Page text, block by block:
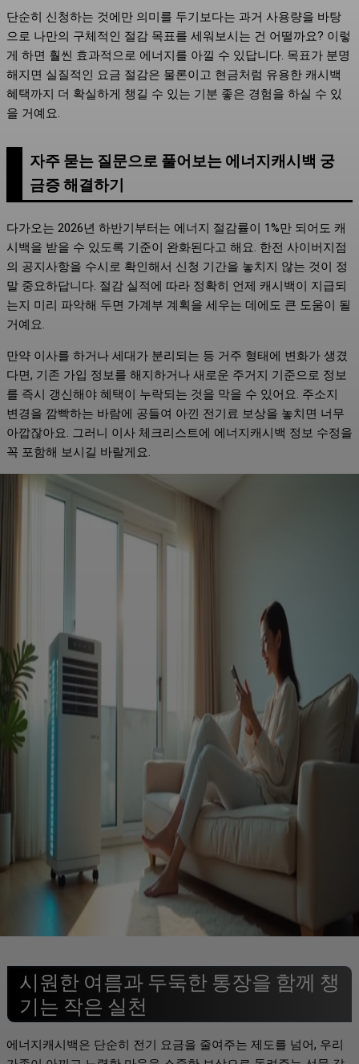
단순히 신청하는 것에만 의미를 두기보다는 과거 사용량을 바탕
으로 나만의 구체적인 절감 목표를 세워보시는 건 어떨까요? 이렇
게 하면 훨씬 효과적으로 에너지를 아낄 수 있답니다. 목표가 분명
해지면 실질적인 요금 절감은 물론이고 현금처럼 유용한 캐시백
혜택까지 더 확실하게 챙길 수 있는 기분 좋은 경험을 하실 수 있
을 거예요.
자주 묻는 질문으로 풀어보는 에너지캐시백 궁
금증 해결하기
다가오는 2026년 하반기부터는 에너지 절감률이 1%만 되어도 캐
시백을 받을 수 있도록 기준이 완화된다고 해요. 한전 사이버지점
의 공지사항을 수시로 확인해서 신청 기간을 놓치지 않는 것이 정
말 중요하답니다. 절감 실적에 따라 정확히 언제 캐시백이 지급되
는지 미리 파악해 두면 가계부 계획을 세우는 데에도 큰 도움이 될
거예요.
만약 이사를 하거나 세대가 분리되는 등 거주 형태에 변화가 생겼
다면, 기존 가입 정보를 해지하거나 새로운 주거지 기준으로 정보
를 즉시 갱신해야 혜택이 누락되는 것을 막을 수 있어요. 주소지
변경을 깜빡하는 바람에 공들여 아낀 전기료 보상을 놓치면 너무
아깝잖아요. 그러니 이사 체크리스트에 에너지캐시백 정보 수정을
꼭 포함해 보시길 바랄게요.
시원한 여름과 두둑한 통장을 함께 챙
기는 작은 실천
에너지캐시백은 단순히 전기 요금을 줄여주는 제도를 넘어, 우리